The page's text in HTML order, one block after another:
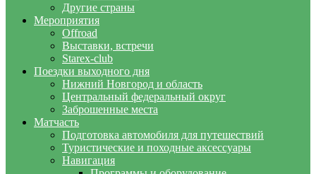
Другие страны
Мероприятия
Offroad
Выставки, встречи
Starex-club
Поездки выходного дня
Нижний Новгород и область
Центральный федеральный округ
Заброшенные места
Матчасть
Подготовка автомобиля для путешествий
Туристические и походные аксессуары
Навигация